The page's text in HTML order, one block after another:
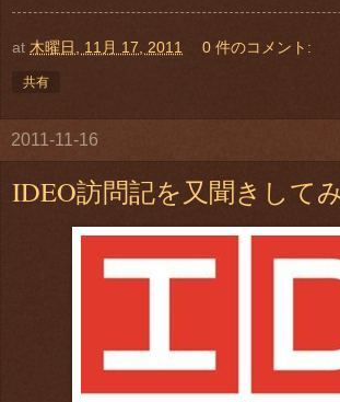
at 木曜日, 11月 17, 2011 0 件のコメント:
共有
2011-11-16
IDEO訪問記を又聞きしてみ